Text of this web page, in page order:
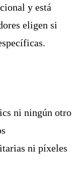
y está
eligen si
ni ningún otro
ni píxeles